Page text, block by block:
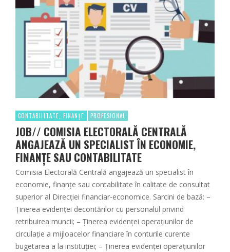
CONTABILITATE, FINANȚE PROFESIONAL
JOB// COMISIA ELECTORALĂ CENTRALĂ
ANGAJEAZĂ UN SPECIALIST ÎN ECONOMIE,
FINANȚE SAU CONTABILITATE
Comisia Electorală Centrală angajează un specialist în
economie, finanțe sau contabilitate în calitate de consultat
superior al Direcției financiar-economice. Sarcini de bază: –
Ținerea evidenţei decontărilor cu personalul privind
retribuirea muncii; – Ținerea evidenţei operațiunilor de
circulație a mijloacelor financiare în conturile curente
bugetarea a la instituției; – Ținerea evidenţei operațiunilor